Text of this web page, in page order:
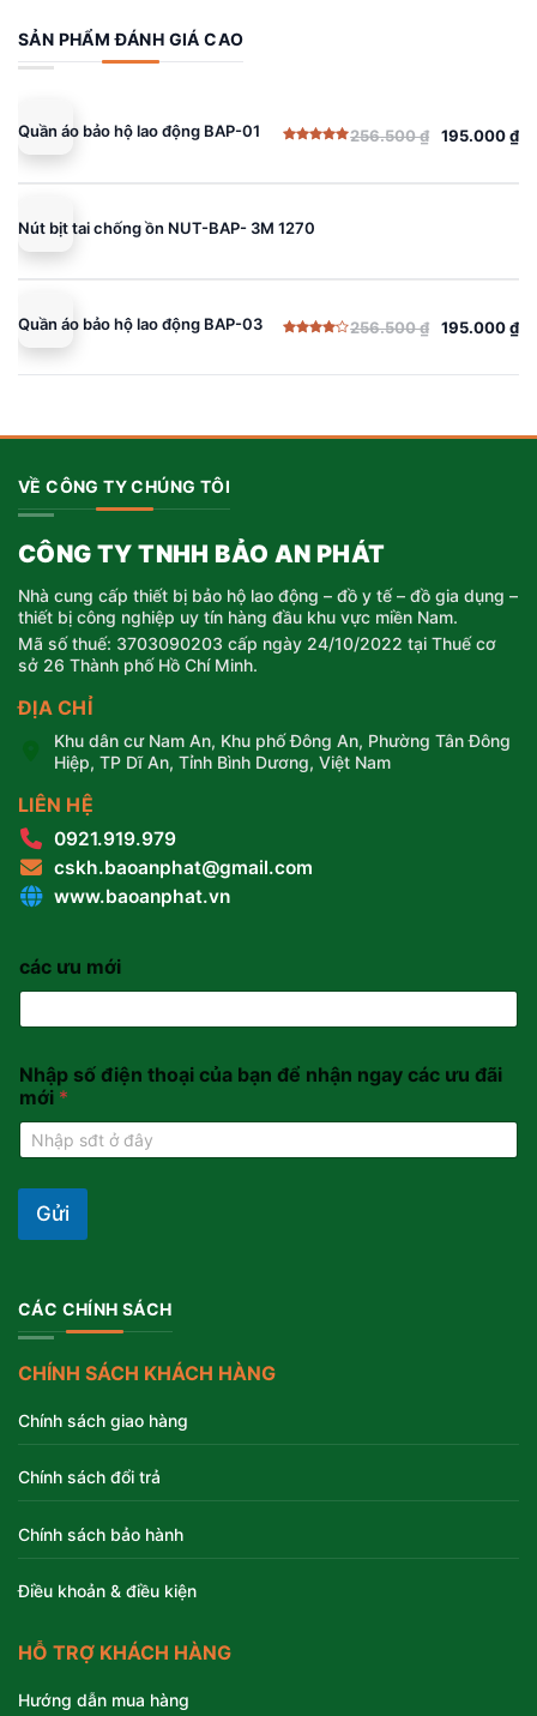
256.500 ₫.
là:
195.000 ₫.
SẢN PHẨM ĐÁNH GIÁ CAO
Quần áo bảo hộ lao động BAP-01
5 sao
256.500₫
Giá
là:
195.000₫
Giá
tại
195.000 ₫.
Nút bịt tai chống ồn NUT-BAP- 3M 1270
Quần áo bảo hộ lao động BAP-03
hạng
256.500₫
Giá
là:
195.000₫
Giá
tại
VỀ CÔNG TY CHÚNG TÔI
CÔNG TY TNHH BẢO AN PHÁT
Nhà cung cấp thiết bị bảo hộ lao động – đồ y tế – đồ gia dụng –
thiết bị công nghiệp uy tín hàng đầu khu vực miền Nam.
Mã số thuế: 3703090203 cấp ngày 24/10/2022 tại Thuế cơ
sở 26 Thành phố Hồ Chí Minh.
ĐỊA CHỈ
Khu dân cư Nam An, Khu phố Đông An, Phường Tân Đông
Hiệp, TP Dĩ An, Tỉnh Bình Dương, Việt Nam
LIÊN HỆ
0921.919.979
cskh.baoanphat@gmail.com
www.baoanphat.vn
các ưu mới
Nhập số điện thoại của bạn để nhận ngay các ưu đãi
mới *
Gửi
CÁC CHÍNH SÁCH
CHÍNH SÁCH KHÁCH HÀNG
Chính sách giao hàng
Chính sách đổi trả
Chính sách bảo hành
Điều khoản & điều kiện
HỖ TRỢ KHÁCH HÀNG
Hướng dẫn mua hàng